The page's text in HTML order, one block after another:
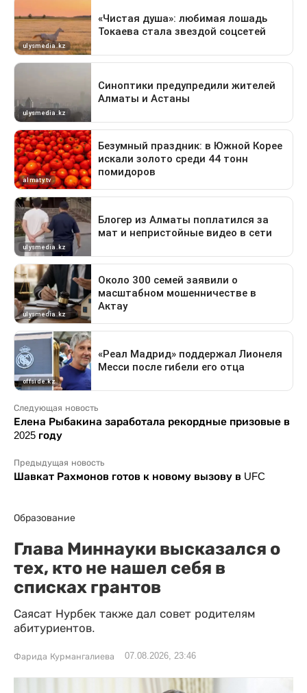
Следующая новость
Елена Рыбакина заработала рекордные призовые в
2025 году
Предыдущая новость
Шавкат Рахмонов готов к новому вызову в UFC
Образование
Глава Миннауки высказался о
тех, кто не нашел себя в
списках грантов
Саясат Нурбек также дал совет родителям
абитуриентов.
Фарида Курмангалиева 07.08.2026, 23:46